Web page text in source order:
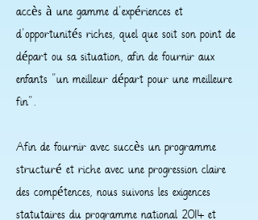
accès à une gamme d'expériences et
d'opportunités riches, quel que soit son point de
départ ou sa situation, afin de fournir aux
enfants "un meilleur départ pour une meilleure
fin".
Afin de fournir avec succès un programme
structuré et riche avec une progression claire
des compétences, nous suivons les exigences
statutaires du programme national 2014 et